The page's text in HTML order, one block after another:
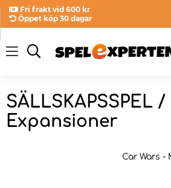
Fri frakt vid 600 kr
Öppet köp 30 dagar
SÄLLSKAPSSPEL /
Expansioner
Car Wars -